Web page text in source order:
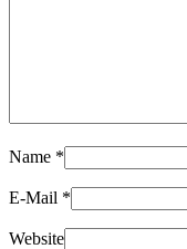
Name *
E-Mail *
Website